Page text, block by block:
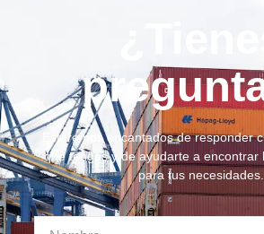
Estaremos encantados de responder
que tengas y de ayudarte a encontrar
para tus necesidades.